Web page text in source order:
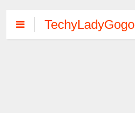
TechyLadyGogo